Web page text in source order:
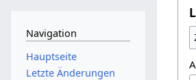
Navigation
Hauptseite
Letzte Änderungen